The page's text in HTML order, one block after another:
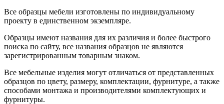
Все образцы мебели изготовлены по индивидуальному
проекту в единственном экземпляре.
Образцы имеют названия для их различия и более быстрого
поиска по сайту, все названия образцов не являются
зарегистрированным товарным знаком.
Все мебельные изделия могут отличаться от представленных
образцов по цвету, размеру, комплектации, фурнитуре, а также
способами монтажа и производителями комплектующих и
фурнитуры.